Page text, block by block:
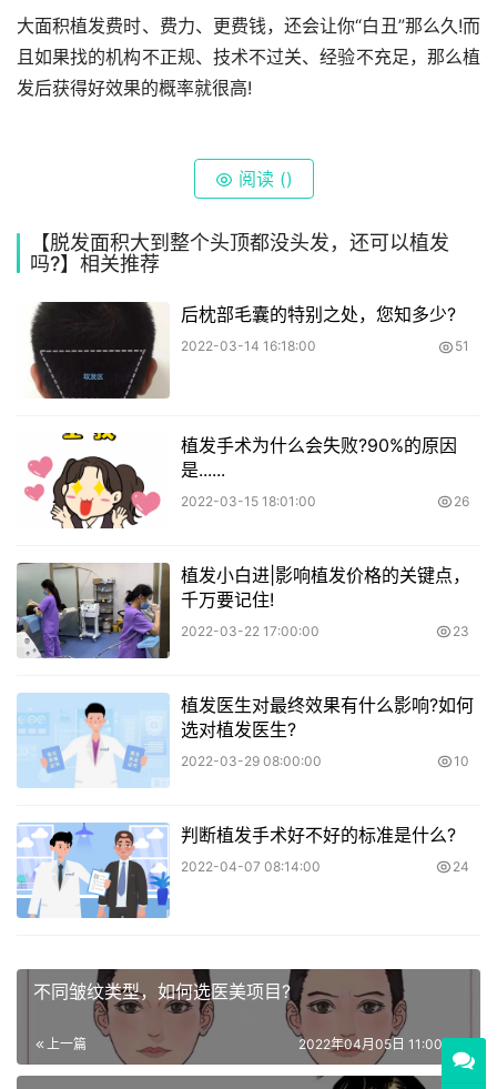
大面积植发费时、费力、更费钱，还会让你“白丑”那么久!而
且如果找的机构不正规、技术不过关、经验不充足，那么植
发后获得好效果的概率就很高!
阅读 ()
【脱发面积大到整个头顶都没头发，还可以植发
吗?】相关推荐
后枕部毛囊的特别之处，您知多少?
2022-03-14 16:18:00 51
植发手术为什么会失败?90%的原因
是......
2022-03-15 18:01:00 26
植发小白进|影响植发价格的关键点，
千万要记住!
2022-03-22 17:00:00 23
植发医生对最终效果有什么影响?如何
选对植发医生?
2022-03-29 08:00:00 10
判断植发手术好不好的标准是什么?
2022-04-07 08:14:00 24
不同皱纹类型，如何选医美项目?
上一篇 2022年04月05日 11:00:00